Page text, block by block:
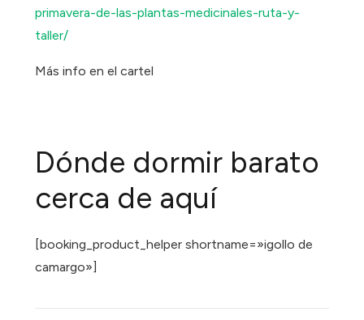
primavera-de-las-plantas-medicinales-ruta-y-
taller/
Más info en el cartel
Dónde dormir barato
cerca de aquí
[booking_product_helper shortname=»igollo de
camargo»]